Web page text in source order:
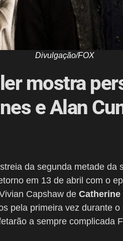
Divulgação/FOX
mostra
e Alan
da segunda metade da
em 13 de abril com o
Capshaw de Catherine
pela primeira vez durante
a sempre complicada